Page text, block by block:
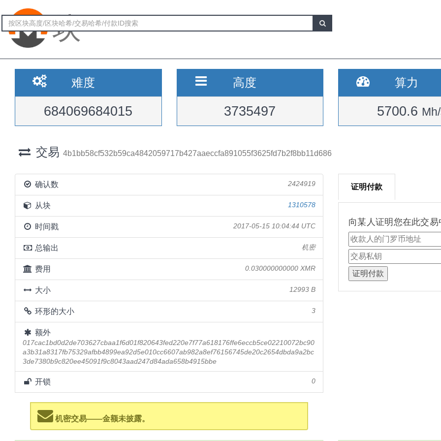
块
难度
684069684015
高度
3735497
算力
5700.6
交易 4b1bb58cf532b59ca4842059717b427aaeccfa891055f3625fd7b2f8bb11d686
确认数 2424919
从块 1310578
时间戳 2017-05-15 10:04:44 UTC
总输出 机密
费用 0.030000000000 XMR
大小 12993 B
环形的大小 3
额外
017cac1bd0d2de703627cbaa1f6d01f820643fed220e7f77a618176ffe6eccb5ce02210072bc90
a3b31a8317fb75329afbb4899ea92d5e010cc6607ab982a8ef76156745de20c2654dbda9a2bc
3de7380b9c820ee45091f9c8043aad247d84ada658b4915bbe
开锁 0
机密交易——金额未披露。
证明付款
向某人证明您在此交